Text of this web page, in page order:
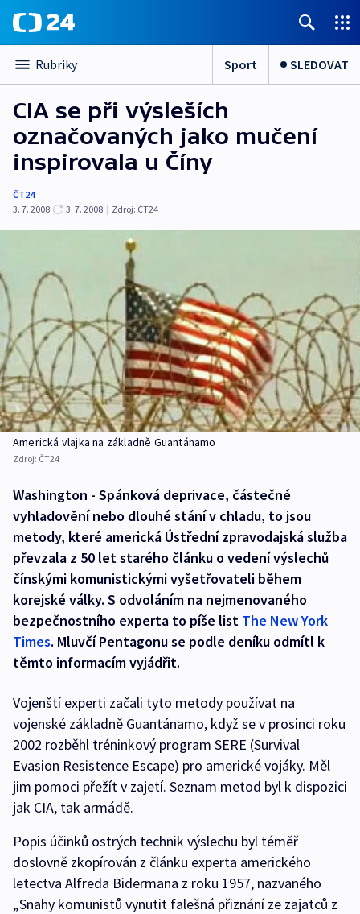
Rubriky Sport SLEDOVAT
CIA se při výsleších
označovaných jako mučení
inspirovala u Číny
ČT24
3. 7. 2008
3. 7. 2008 | Zdroj: ČT24
Americká vlajka na základně Guantánamo
Zdroj: ČT24
Washington - Spánková deprivace, částečné
vyhladovění nebo dlouhé stání v chladu, to jsou
metody, které americká Ústřední zpravodajská služba
převzala z 50 let starého článku o vedení výslechů
čínskými komunistickými vyšetřovateli během
korejské války. S odvoláním na nejmenovaného
bezpečnostního experta to píše list The New York
Times. Mluvčí Pentagonu se podle deníku odmítl k
těmto informacím vyjádřit.
Vojenští experti začali tyto metody používat na
vojenské základně Guantánamo, když se v prosinci roku
2002 rozběhl tréninkový program SERE (Survival
Evasion Resistence Escape) pro americké vojáky. Měl
jim pomoci přežít v zajetí. Seznam metod byl k dispozici
jak CIA, tak armádě.
Popis účinků ostrých technik výslechu byl téměř
doslovně zkopírován z článku experta amerického
letectva Alfreda Bidermana z roku 1957, nazvaného
„Snahy komunistů vynutit falešná přiznání ze zajatců z